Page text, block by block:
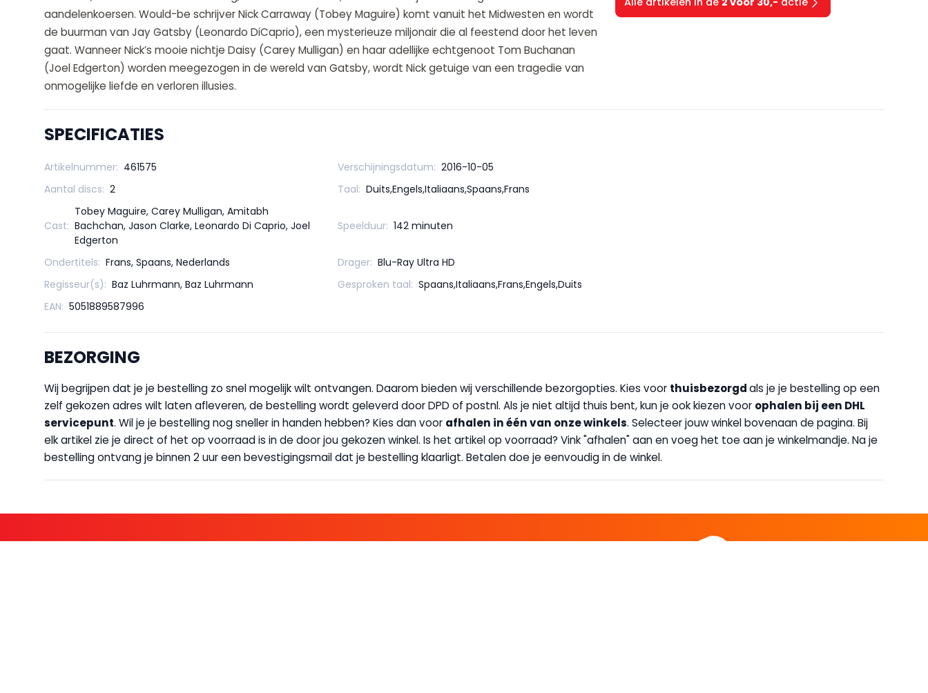
aandelenkoersen. Would-be schrijver Nick Carraway (Tobey Maguire) komt vanuit het Midwesten en wordt
de buurman van Jay Gatsby (Leonardo DiCaprio), een mysterieuze miljonair die al feestend door het leven
gaat. Wanneer Nick’s mooie nichtje Daisy (Carey Mulligan) en haar adellijke echtgenoot Tom Buchanan
(Joel Edgerton) worden meegezogen in de wereld van Gatsby, wordt Nick getuige van een tragedie van
onmogelijke liefde en verloren illusies.
SPECIFICATIES
Artikelnummer: 461575 Verschijningsdatum: 2016-10-05
Aantal discs: 2 Taal: Duits,Engels,Italiaans,Spaans,Frans
Cast:
Tobey Maguire, Carey Mulligan, Amitabh
Bachchan, Jason Clarke, Leonardo Di Caprio, Joel
Edgerton
Speelduur: 142 minuten
Ondertitels: Frans, Spaans, Nederlands Drager: Blu-Ray Ultra HD
Regisseur(s): Baz Luhrmann, Baz Luhrmann Gesproken taal: Spaans,Italiaans,Frans,Engels,Duits
EAN: 5051889587996
BEZORGING
Wij begrijpen dat je je bestelling zo snel mogelijk wilt ontvangen. Daarom bieden wij verschillende bezorgopties. Kies voor thuisbezorgdals je je bestelling op een
zelf gekozen adres wilt laten afleveren, de bestelling wordt geleverd door DPD of postnl. Als je niet altijd thuis bent, kun je ook kiezen voor ophalen bij een DHL
servicepunt. Wil je je bestelling nog sneller in handen hebben? Kies dan voor afhalen in één van onze winkels. Selecteer jouw winkel bovenaan de pagina. Bij
elk artikel zie je direct of het op voorraad is in de door jou gekozen winkel. Is het artikel op voorraad? Vink "afhalen" aan en voeg het toe aan je winkelmandje. Na je
bestelling ontvang je binnen 2 uur een bevestigingsmail dat je bestelling klaarligt. Betalen doe je eenvoudig in de winkel.